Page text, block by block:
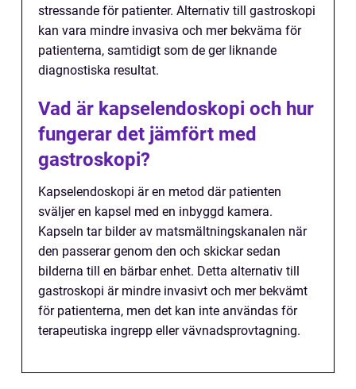
stressande för patienter. Alternativ till gastroskopi
kan vara mindre invasiva och mer bekväma för
patienterna, samtidigt som de ger liknande
diagnostiska resultat.
Vad är kapselendoskopi och hur
fungerar det jämfört med
gastroskopi?
Kapselendoskopi är en metod där patienten
sväljer en kapsel med en inbyggd kamera.
Kapseln tar bilder av matsmältningskanalen när
den passerar genom den och skickar sedan
bilderna till en bärbar enhet. Detta alternativ till
gastroskopi är mindre invasivt och mer bekvämt
för patienterna, men det kan inte användas för
terapeutiska ingrepp eller vävnadsprovtagning.